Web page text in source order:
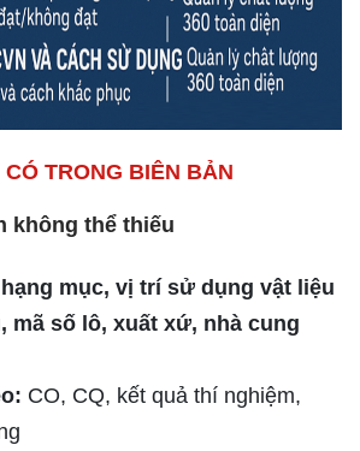
TRONG BIÊN BẢN
không thể thiếu
mục, vị trí sử dụng vật liệu
mã số lô, xuất xứ, nhà cung
CO, CQ, kết quả thí nghiệm,